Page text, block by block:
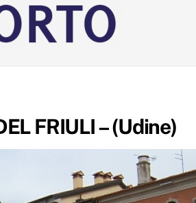
FRIULI – (Udine)